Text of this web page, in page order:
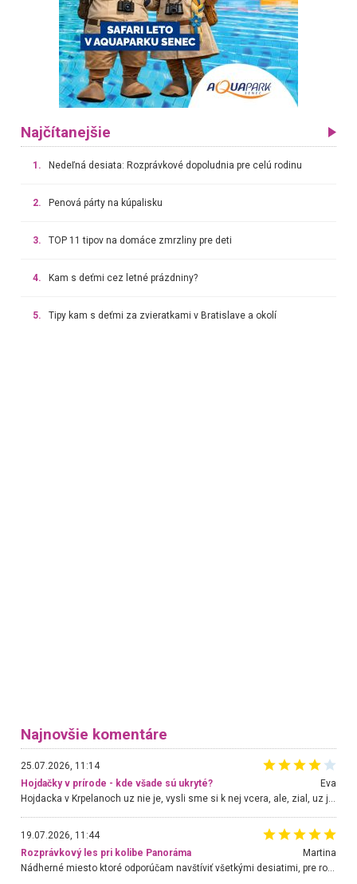
Najčítanejšie
1. Nedeľná desiata: Rozprávkové dopoludnia pre celú rodinu
2. Penová párty na kúpalisku
3. TOP 11 tipov na domáce zmrzliny pre deti
4. Kam s deťmi cez letné prázdniny?
5. Tipy kam s deťmi za zvieratkami v Bratislave a okolí
Najnovšie komentáre
25.07.2026, 11:14
Hojdačky v prírode - kde všade sú ukryté?
Eva
Hojdacka v Krpelanoch uz nie je, vysli sme si k nej vcera, ale, zial, uz je znicena. Ak sem planujete cestu len kvoli hojdacke, mozete si ju usetrit. Krasny vyhlad je tu vsak aj bez hojdacky :-)
19.07.2026, 11:44
Rozprávkový les pri kolibe Panoráma
Martina
Nádherné miesto ktoré odporúčam navštíviť všetkými desiatimi, pre rodiny s deťmi, dôchodcom... Proste a jednoducho ozaj rozprávkový les.. určite ešte prídeme. Odniesli sme si na pamiatku krásne tričká,